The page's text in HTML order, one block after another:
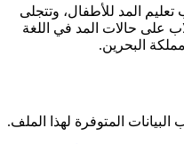
تعليم المد للأطفال، وتتجلى
على حالات المد في اللغة
البحرين.
المتوفرة لهذا الملف.